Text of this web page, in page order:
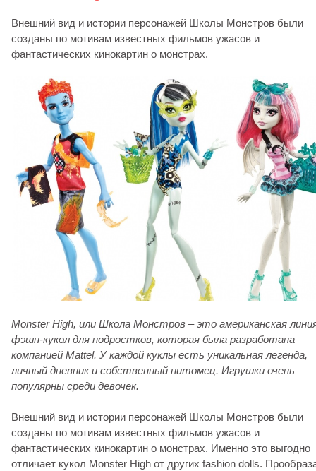
Внешний вид и истории персонажей Школы Монстров были
созданы по мотивам известных фильмов ужасов и
фантастических кинокартин о монстрах.
Monster High, или Школа Монстров – это американская
фэшн-кукол для подростков, которая была разработана
компанией Mattel. У каждой куклы есть уникальная легенда,
личный дневник и собственный питомец. Игрушки очень
популярны среди девочек.
Внешний вид и истории персонажей Школы Монстров были
созданы по мотивам известных фильмов ужасов и
фантастических кинокартин о монстрах. Именно это выгодно
отличает кукол Monster High от других fashion dolls.